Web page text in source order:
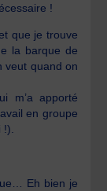
!
que je trouve
la barque de
veut quand on
m’a apporté
en groupe
Eh bien je